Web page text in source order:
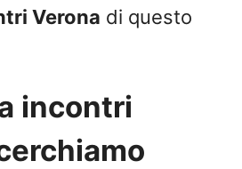
Verona di questo
incontri